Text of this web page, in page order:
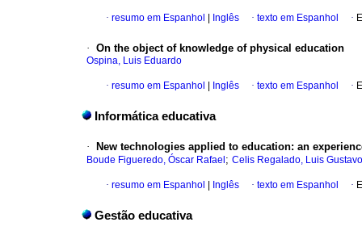
· resumo em Espanhol Inglês · texto em Espanhol ·
· On the object of knowledge of physical education
Ospina, Luis Eduardo
· resumo em Espanhol Inglês · texto em Espanhol ·
Informática educativa
· New technologies applied to education: an
Boude Figueredo, Óscar Rafael ; Celis Regalado, Luis Gustavo
· resumo em Espanhol Inglês · texto em Espanhol ·
Gestão educativa